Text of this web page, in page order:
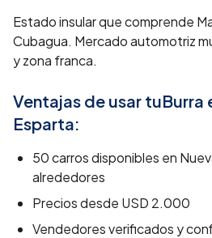
Estado insular que comprende
Cubagua. Mercado automotriz
y zona franca.
Ventajas de usar tuBurra
Esparta:
50carros disponibles en
alrededores
Precios desde USD 2.000
Vendedores verificados y